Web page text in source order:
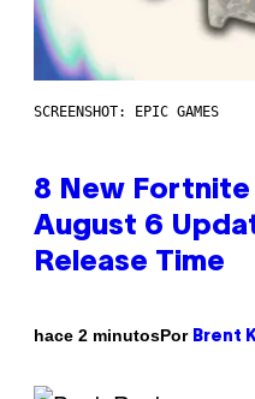
SCREENSHOT: EPIC GAMES
8 New
August 6
Release Time
hace 2 minutosPor Brent